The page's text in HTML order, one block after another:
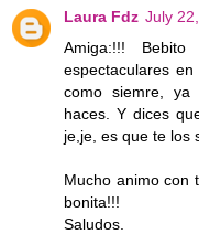
Laura Fdz July
Amiga:!!!
espectaculares
como siemre,
haces. Y dices
je,je, es que te los
Mucho animo con
bonita!!!
Saludos.